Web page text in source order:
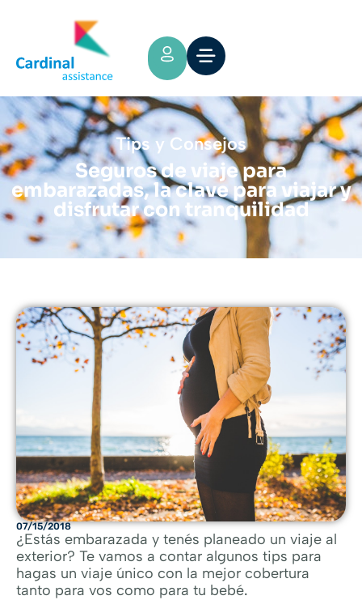
Tips y Consejos
Seguros de viaje para
embarazadas, la clave para viajar y
disfrutar con tranquilidad
07/15/2018
¿Estás embarazada y tenés planeado un viaje al
exterior? Te vamos a contar algunos tips para
hagas un viaje único con la mejor cobertura
tanto para vos como para tu bebé.